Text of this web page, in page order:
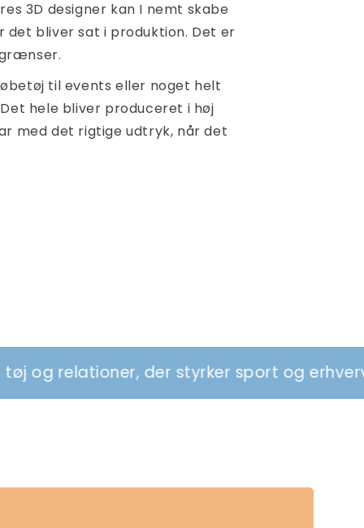
3D designer kan I nemt skabe
det bliver sat i produktion. Det er
til events eller noget helt
hele bliver produceret i høj
med det rigtige udtryk, når det
der styrker sport og erhverv Vi